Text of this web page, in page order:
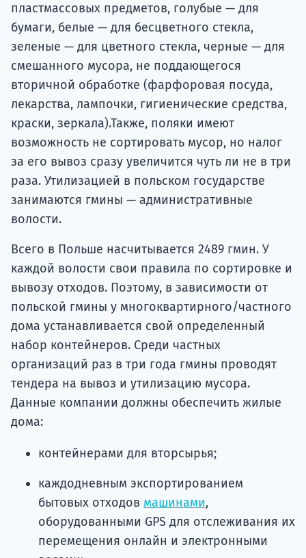
пластмассовых предметов, голубые — для
бумаги, белые — для бесцветного стекла,
зеленые — для цветного стекла, черные — для
смешанного мусора, не поддающегося
вторичной обработке (фарфоровая посуда,
лекарства, лампочки, гигиенические средства,
краски, зеркала).Также, поляки имеют
возможность не сортировать мусор, но налог
за его вывоз сразу увеличится чуть ли не в три
раза. Утилизацией в польском государстве
занимаются гмины — административные
волости.
Всего в Польше насчитывается 2489 гмин. У
каждой волости свои правила по сортировке и
вывозу отходов. Поэтому, в зависимости от
польской гмины у многоквартирного/частного
дома устанавливается свой определенный
набор контейнеров. Среди частных
организаций раз в три года гмины проводят
тендера на вывоз и утилизацию мусора.
Данные компании должны обеспечить жилые
дома:
контейнерами для вторсырья;
каждодневным экспортированием
бытовых отходов машинами,
оборудованными GPS для отслеживания их
перемещения онлайн и электронными